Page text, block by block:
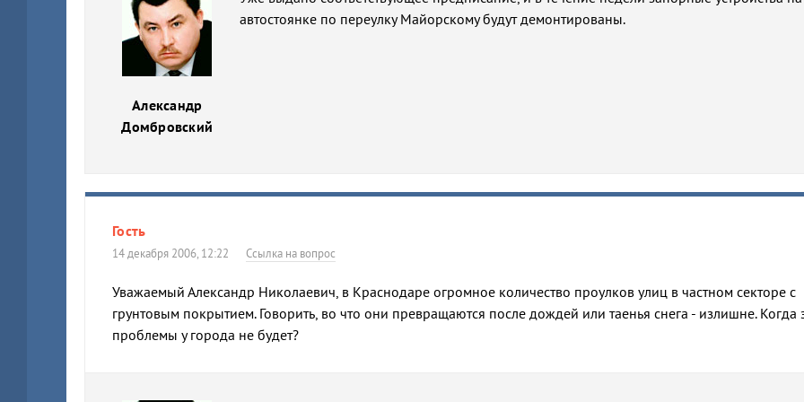
Александр
Домбровский
автостоянке по переулку Майорскому будут демонтированы.
Гость
14 декабря 2006, 12:22 Ссылка на вопрос
Уважаемый Александр Николаевич, в Краснодаре огромное количество проулков улиц в частном секторе с
грунтовым покрытием. Говорить, во что они превращаются после дождей или таенья снега - излишне. Когда
проблемы у города не будет?